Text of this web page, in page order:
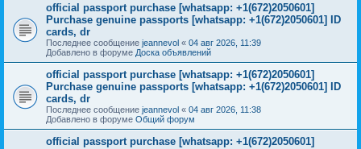
official passport purchase [whatsapp: +1(672)2050601]
Purchase genuine passports [whatsapp: +1(672)2050601] ID
cards, dr
Последнее сообщение jeannevol « 04 авг 2026, 11:39
Добавлено в форуме Доска объявлений
official passport purchase [whatsapp: +1(672)2050601]
Purchase genuine passports [whatsapp: +1(672)2050601] ID
cards, dr
Последнее сообщение jeannevol « 04 авг 2026, 11:38
Добавлено в форуме Общий форум
official passport purchase [whatsapp: +1(672)2050601]